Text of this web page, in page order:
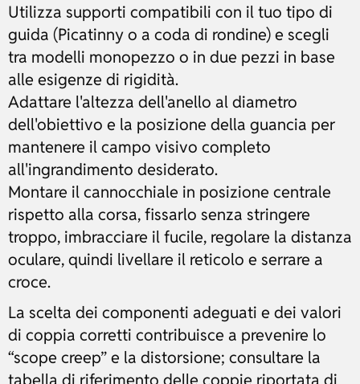
Utilizza supporti compatibili con il tuo tipo di
guida (Picatinny o a coda di rondine) e scegli
tra modelli monopezzo o in due pezzi in base
alle esigenze di rigidità.
Adattare l'altezza dell'anello al diametro
dell'obiettivo e la posizione della guancia per
mantenere il campo visivo completo
all'ingrandimento desiderato.
Montare il cannocchiale in posizione centrale
rispetto alla corsa, fissarlo senza stringere
troppo, imbracciare il fucile, regolare la distanza
oculare, quindi livellare il reticolo e serrare a
croce.
La scelta dei componenti adeguati e dei valori
di coppia corretti contribuisce a prevenire lo
“scope creep” e la distorsione; consultare la